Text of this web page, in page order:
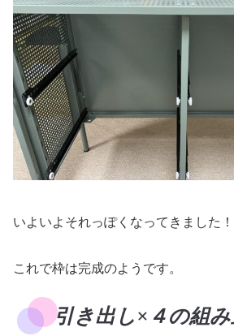
いよいよそれっぽくなってきました！
これで枠は完成のようです。
引き出し×４の組